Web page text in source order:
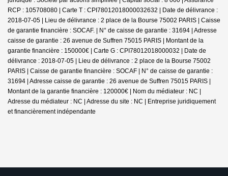
RCP : 105708080 | Carte T : CPI78012018000032632 | Date de délivrance :
2018-07-05 | Lieu de délivrance : 2 place de la Bourse 75002 PARIS | Caisse
de garantie financière : SOCAF. | N° de caisse de garantie : 31694 | Adresse
caisse de garantie : 26 avenue de Suffren 75015 PARIS | Montant de la
garantie financière : 150000€ | Carte G : CPI78012018000032 | Date de
délivrance : 2018-07-05 | Lieu de délivrance : 2 place de la Bourse 75002
PARIS | Caisse de garantie financière : SOCAF | N° de caisse de garantie :
31694 | Adresse caisse de garantie : 26 avenue de Suffren 75015 PARIS |
Montant de la garantie financière : 120000€ | Nom du médiateur : NC |
Adresse du médiateur : NC | Adresse du site : NC | Entreprise juridiquement
et financièrement indépendante